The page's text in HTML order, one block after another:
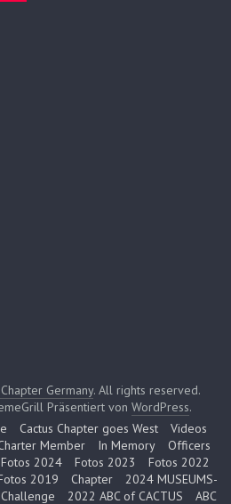
Germany. All rights reserved.
Präsentiert vonWordPress.
Cactus Chapter goes West
Videos
Member In Memory
Officers
Fotos 2024 Fotos 2023
Fotos 2022
2019 Chapter
2024 MUSEUMS-
2022 ABC of CACTUS ABC